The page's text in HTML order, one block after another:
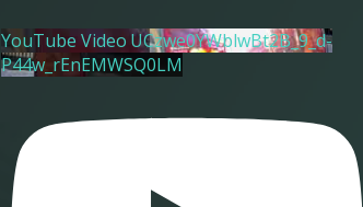
YouTube Video UCzwe0YWblwBt2B_9_d-
P44w_rEnEMWSQ0LM